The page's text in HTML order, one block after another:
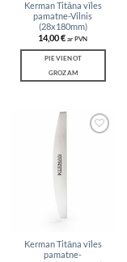
Kerman Titāna vīles
pamatne-Vilnis
(28x180mm)
14,00€ ar PVN
PIEVIENOT
GROZAM
Kerman Titāna vīles
pamatne-